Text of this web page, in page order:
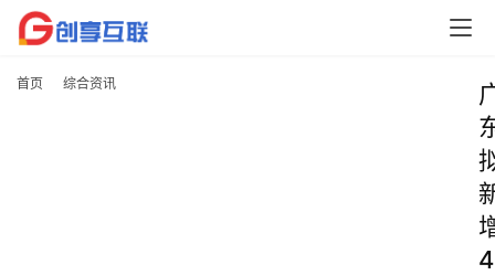
首页 综合资讯
4